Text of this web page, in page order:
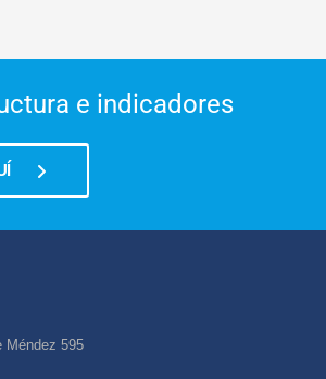
e indicadores
Méndez 595